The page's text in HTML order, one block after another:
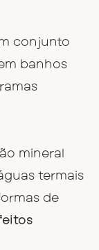
conjunto
banhos
mineral
termais
de